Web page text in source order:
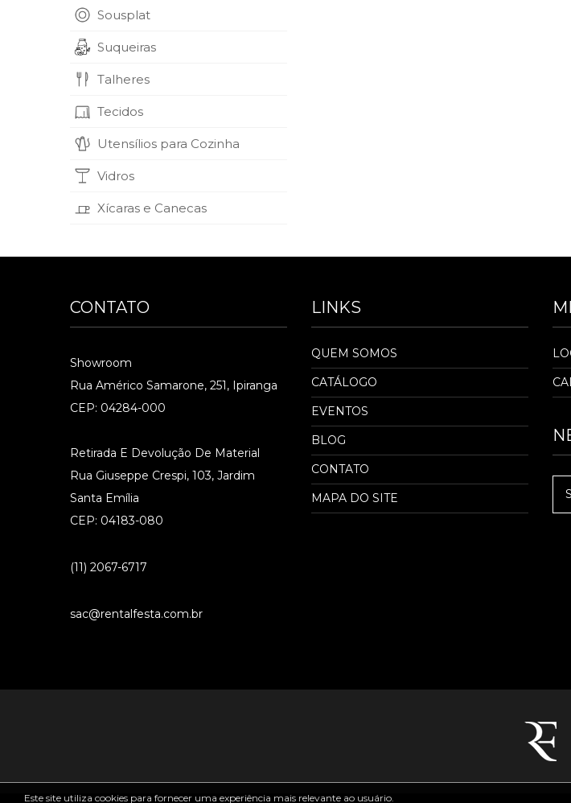
Sousplat
Suqueiras
Talheres
Tecidos
Utensílios para Cozinha
Vidros
Xícaras e Canecas
CONTATO
Showroom
Rua Américo Samarone, 251, Ipiranga
CEP: 04284-000
Retirada E Devolução De Material
Rua Giuseppe Crespi, 103, Jardim
Santa Emília
CEP: 04183-080
(11) 2067-6717
sac@rentalfesta.com.br
LINKS
QUEM SOMOS
CATÁLOGO
EVENTOS
BLOG
CONTATO
MAPA DO SITE
Este site utiliza cookies para fornecer uma experiência mais relevante ao usuário.